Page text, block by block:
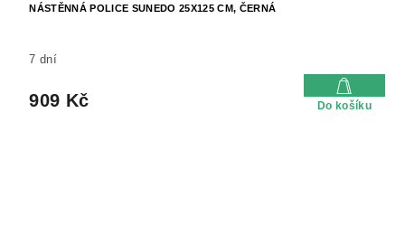
NÁSTĚNNÁ POLICE SUNEDO 25X125 CM, ČERNÁ
7 dní
909 Kč Do košíku